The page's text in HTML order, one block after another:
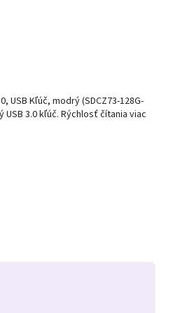
USB Kľúč, modrý (SDCZ73-128G-
3.0 kľúč. Rýchlosť čítania viac